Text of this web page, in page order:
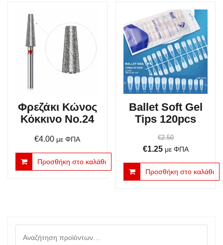
Φρεζάκι Κώνος
Κόκκινο No.24
€4.00 με ΦΠΑ
Προσθήκη στο καλάθι
Ballet Soft Gel
Tips 120pcs
€2.50
Original
price
was:
€1.25Η
τρέχουσα
τιμή
με ΦΠΑ
Προσθήκη στο καλάθι
για: